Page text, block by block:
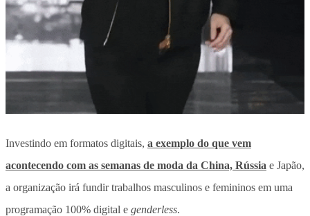
Investindo em formatos digitais, a exemplo do que vem
acontecendo com as semanas de moda da China, Rússia e Japão,
a organização irá fundir trabalhos masculinos e femininos em uma
programação 100% digital e genderless.